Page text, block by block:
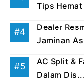
Tips
Dealer
Jaminan
AC Split &
Dalam Dis...